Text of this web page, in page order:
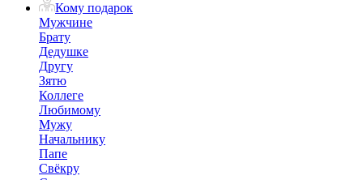
Кому подарок
Мужчине
Брату
Дедушке
Другу
Зятю
Коллеге
Любимому
Мужу
Начальнику
Папе
Свёкру